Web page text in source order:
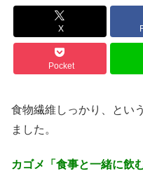
X
Pocket
食物繊維しっかり、とい
ました。
カゴメ「食事と一緒に飲